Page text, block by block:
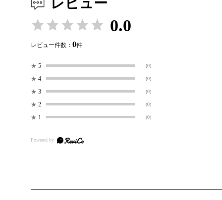
レビュー
0.0
レビュー件数： 0件
★ 5 (0)
★ 4 (0)
★ 3 (0)
★ 2 (0)
★ 1 (0)